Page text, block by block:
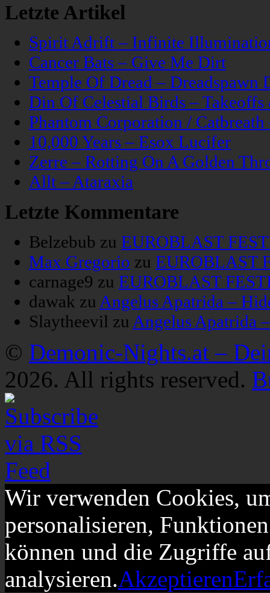
Letzte Artikel
Spirit Adrift – Infinite
Cancer Bats – Give Me Dirt
Temple Of Dread – Dreadspawn
Din Of Celestial Birds –
Phantom Corporation /
10,000 Years – Esox Lucifer
Zerre – Rotting On A Golden
Allt – Ataraxia
Letzte Kommentare
Belzebub zu EUROBLAST
Max Gregorio zu EUROBLAST
carnage9 zu EUROBLAST
dawak zu Angelus Apatrida –
Slaytheevil zu Angelus Apatrida
© Demonic-Nights.at –
2026. All rights reserved.
Wir verwenden Cookies,
personalisieren,
können und die Zugriffe
analysieren.Akzeptieren